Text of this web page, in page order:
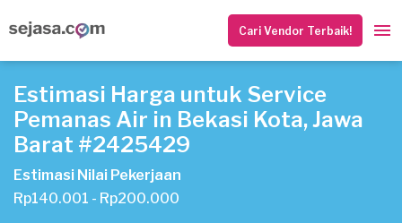
Cari Vendor Terbaik!
Estimasi Harga untuk Service
Pemanas Air in Bekasi Kota, Jawa
Barat #2425429
Estimasi Nilai Pekerjaan
Rp140.001 - Rp200.000